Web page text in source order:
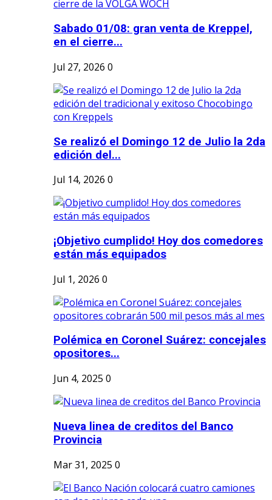
Sabado 01/08: gran venta de Kreppel,
en el cierre...
Jul 27, 2026 0
Se realizó el Domingo 12 de Julio la 2da
edición del...
Jul 14, 2026 0
¡Objetivo cumplido! Hoy dos comedores
están más equipados
Jul 1, 2026 0
Polémica en Coronel Suárez: concejales
opositores...
Jun 4, 2025 0
Nueva linea de creditos del Banco
Provincia
Mar 31, 2025 0